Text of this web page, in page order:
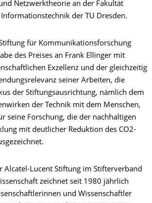
Netzwerktheorie an der Fakultät
der TU Dresden.
für Kommunikationsforschung
des Preises an Frank Ellinger mit
Exzellenz und der gleichzeitig
seiner Arbeiten, die
der Stiftungsausrichtung, nämlich dem
der Technik mit dem Menschen,
seine Forschung, die der nachhaltigen
mit deutlicher Reduktion des CO2-
Alcatel-Lucent Stiftung im Stifterverband
zeichnet seit 1980 jährlich
und Wissenschaftler